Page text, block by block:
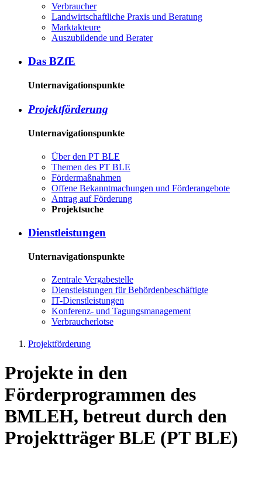
Ver­brau­cher
Land­wirtschaft­liche Pra­xis und Be­ra­tung
Mark­tak­teu­re
Aus­zu­bil­den­de und Be­ra­ter
Das BZ­fE
Unternavigationspunkte
Pro­jekt­för­de­rung
Unternavigationspunkte
Über den PT BLE
The­men des PT BLE
För­der­maß­nah­men
Of­fe­ne Be­kannt­ma­chun­gen und För­der­an­ge­bo­te
An­trag auf För­de­rung
Pro­jekt­su­che
Dienst­leis­tun­gen
Unternavigationspunkte
Zen­tra­le Ver­ga­be­stel­le
Dienst­leis­tun­gen für Be­hör­den­be­schäf­tig­te
IT-Dienst­leis­tun­gen
Kon­fe­renz- und Tagungs­management
Ver­brau­cher­lot­se
Projektförderung
Projekte in den
Förderprogrammen des
BMLEH, betreut durch den
Projektträger BLE (PT BLE)